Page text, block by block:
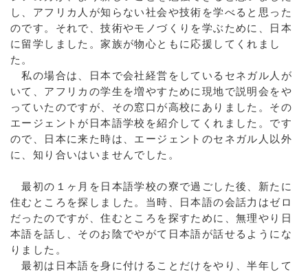
し、アフリカ人が知らない社会や技術を学べると思った
のです。それで、技術やモノづくりを学ぶために、日本
に留学しました。家族が物心ともに応援してくれまし
た。
私の場合は、日本で会社経営をしているセネガル人が
いて、アフリカの学生を増やすために現地で説明会をや
っていたのですが、その窓口が高校にありました。その
エージェントが日本語学校を紹介してくれました。です
ので、日本に来た時は、エージェントのセネガル人以外
に、知り合いはいませんでした。
最初の１ヶ月を日本語学校の寮で過ごした後、新たに
住むところを探しました。当時、日本語の会話力はゼロ
だったのですが、住むところを探すために、無理やり日
本語を話し、そのお陰でやがて日本語が話せるようにな
りました。
最初は日本語を身に付けることだけをやり、半年して